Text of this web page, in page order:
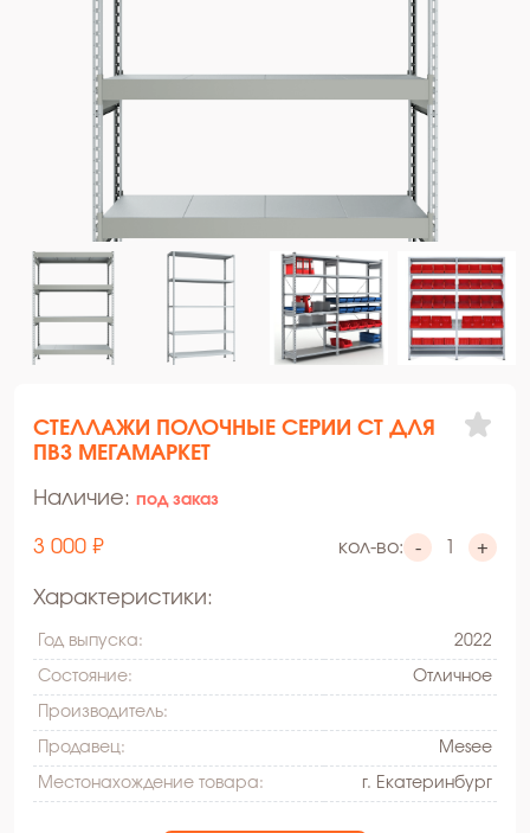
СТЕЛЛАЖИ ПОЛОЧНЫЕ СЕРИИ СТ ДЛЯ
ПВЗ МЕГАМАРКЕТ
Наличие: под заказ
3 000 ₽ кол-во: - +
Характеристики:
Год выпуска: 2022
Состояние: Oтличное
Производитель:
Продавец: Mesee
Местонахождение товара: г. Екатеринбург